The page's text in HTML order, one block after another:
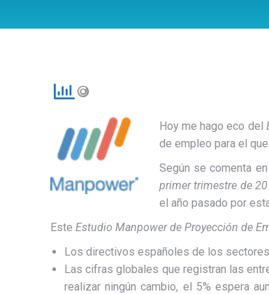
Hoy me hago eco del
de empleo para el
Según se comenta
primer trimestre de
el año pasado por
Este Estudio Manpower de Proyección de
Los directivos españoles de los
Las cifras globales que registran las
realizar ningún cambio, el 5% espera